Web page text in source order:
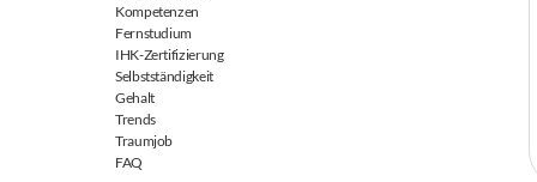
Kompetenzen
Fernstudium
IHK-Zertifizierung
Selbstständigkeit
Gehalt
Trends
Traumjob
FAQ